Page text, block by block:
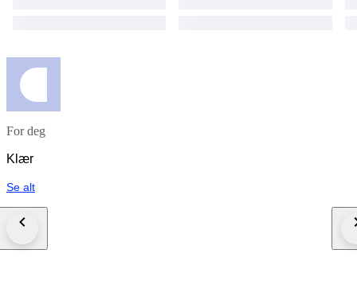
For deg
Klær
Se alt